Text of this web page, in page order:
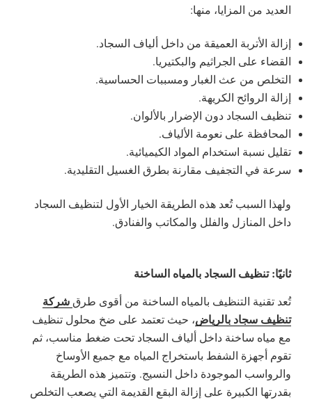
العديد من المزايا، منها:
إزالة الأتربة العميقة من داخل ألياف السجاد.
القضاء على الجراثيم والبكتيريا.
التخلص من عث الغبار ومسببات الحساسية.
إزالة الروائح الكريهة.
تنظيف السجاد دون الإضرار بالألوان.
المحافظة على نعومة الألياف.
تقليل نسبة استخدام المواد الكيميائية.
سرعة في التجفيف مقارنة بطرق الغسيل التقليدية.
ولهذا السبب تُعد هذه الطريقة الخيار الأول لتنظيف السجاد
داخل المنازل والفلل والمكاتب والفنادق.
ثانيًا: تنظيف السجاد بالمياه الساخنة
تُعد تقنية التنظيف بالمياه الساخنة من أقوى طرق شركة
تنظيف سجاد بالرياض، حيث تعتمد على ضخ محلول تنظيف
مع مياه ساخنة داخل ألياف السجاد تحت ضغط مناسب، ثم
تقوم أجهزة الشفط باستخراج المياه مع جميع الأوساخ
والرواسب الموجودة داخل النسيج. وتتميز هذه الطريقة
بقدرتها الكبيرة على إزالة البقع القديمة التي يصعب التخلص